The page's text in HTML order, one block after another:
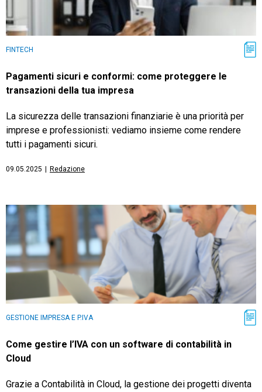
FINTECH
Pagamenti sicuri e conformi: come proteggere le
transazioni della tua impresa
La sicurezza delle transazioni finanziarie è una priorità per
imprese e professionisti: vediamo insieme come rendere
tutti i pagamenti sicuri.
09.05.2025 Redazione
GESTIONE IMPRESA E P.IVA
Come gestire l’IVA con un software di contabilità in
Cloud
Grazie a Contabilità in Cloud, la gestione dei progetti diventa